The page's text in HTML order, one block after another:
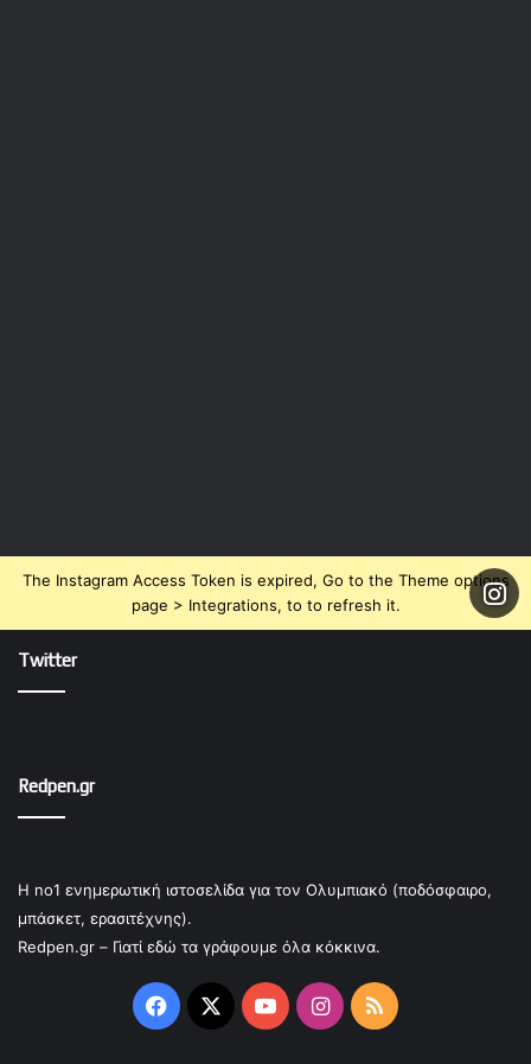
The Instagram Access Token is expired, Go to the Theme options
page > Integrations, to to refresh it.
Twitter
Redpen.gr
Η no1 ενημερωτική ιστοσελίδα για τον Ολυμπιακό (ποδόσφαιρο,
μπάσκετ, ερασιτέχνης).
Redpen.gr – Γιατί εδώ τα γράφουμε όλα κόκκινα.
Facebook
X YouTubeInstagram
RSS